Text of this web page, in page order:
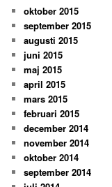
oktober 2015
september 2015
augusti 2015
juni 2015
maj 2015
april 2015
mars 2015
februari 2015
december 2014
november 2014
oktober 2014
september 2014